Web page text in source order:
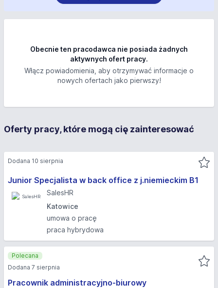
Obecnie ten pracodawca nie posiada żadnych
aktywnych ofert pracy.
Włącz powiadomienia, aby otrzymywać informacje o
nowych ofertach jako pierwszy!
Oferty pracy, które mogą cię zainteresować
Junior Specjalista w back office z j.niemieckim B1
SalesHR
Katowice
umowa o pracę
praca hybrydowa
Dodana 10 sierpnia
Pracownik administracyjno-biurowy
Polecana
Dodana 7 sierpnia